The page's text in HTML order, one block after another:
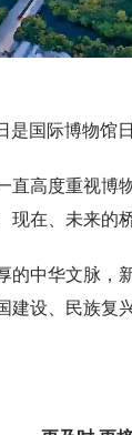
国际博物馆
直高度重视博
现在、未来的
的中华文脉，
设、民族复